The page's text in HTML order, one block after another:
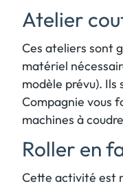
Atelier
Ces ateliers sont
matériel
modèle prévu).
Compagnie vous
machines à
Roller en
Cette activité est